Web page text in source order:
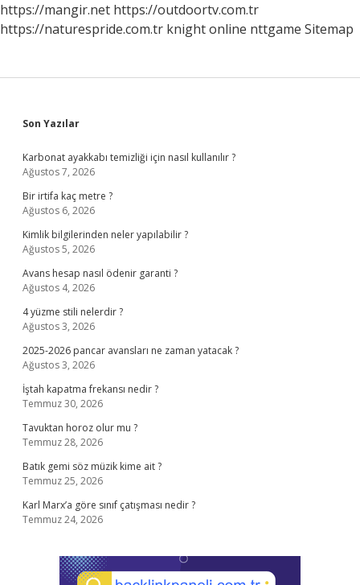
https://mangir.net https://outdoortv.com.tr
https://naturespride.com.tr knight online nttgame Sitemap
Sidebar
Son Yazılar
Karbonat ayakkabı temizliği için nasıl kullanılır ?
Ağustos 7, 2026
Bir irtifa kaç metre ?
Ağustos 6, 2026
Kimlik bilgilerinden neler yapılabilir ?
Ağustos 5, 2026
Avans hesap nasıl ödenir garanti ?
Ağustos 4, 2026
4 yüzme stili nelerdir ?
Ağustos 3, 2026
2025-2026 pancar avansları ne zaman yatacak ?
Ağustos 3, 2026
İştah kapatma frekansı nedir ?
Temmuz 30, 2026
Tavuktan horoz olur mu ?
Temmuz 28, 2026
Batık gemi söz müzik kime ait ?
Temmuz 25, 2026
Karl Marx’a göre sınıf çatışması nedir ?
Temmuz 24, 2026